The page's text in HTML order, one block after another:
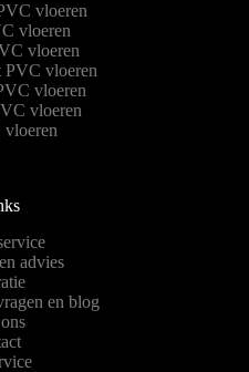
vloeren
vloeren
vloeren
PVC vloeren
vloeren
vloeren
advies
en blog